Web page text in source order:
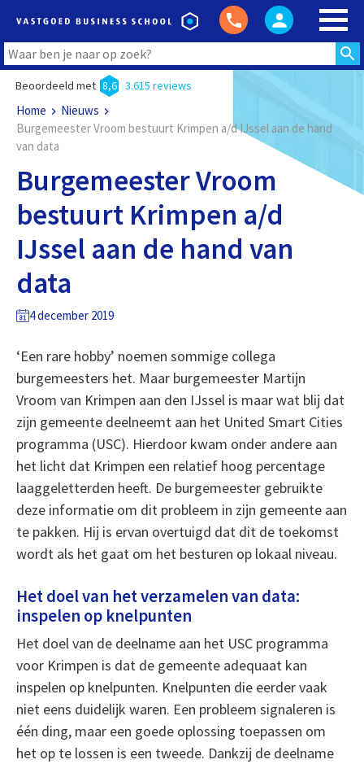
Beoordeeld met 8,6 3.615 reviews
Home
Nieuws
Burgemeester Vroom bestuurt Krimpen a/d IJssel aan de hand
van data
Burgemeester Vroom
bestuurt Krimpen a/d
IJssel aan de hand van
data
4 december 2019
‘Een rare hobby’ noemen sommige collega
burgemeesters het. Maar burgemeester Martijn
Vroom van Krimpen aan den IJssel is maar wat blij dat
zijn gemeente deelneemt aan het United Smart Cities
programma (USC). Hierdoor kwam onder andere aan
het licht dat Krimpen een relatief hoog percentage
laaggeletterden heeft. De burgemeester gebruikte
deze informatie om dit probleem in zijn gemeente aan
te pakken. Hij is ervan overtuigd dat dit de toekomst
wordt als het gaat om het besturen op lokaal niveau.
Het doel van het verzamelen van data:
inspelen op knelpunten
Het doel van de deelname aan het USC programma
voor Krimpen is dat de gemeente adequaat kan
inspelen op knelpunten. Knelpunten die eerder vaak
niet eens duidelijk waren. Een probleem signaleren is
één ding, maar een goede oplossing toepassen om
het op te lossen is een tweede. Dankzij de deelname